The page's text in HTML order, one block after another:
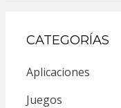
CATEGORÍAS
Aplicaciones
Juegos